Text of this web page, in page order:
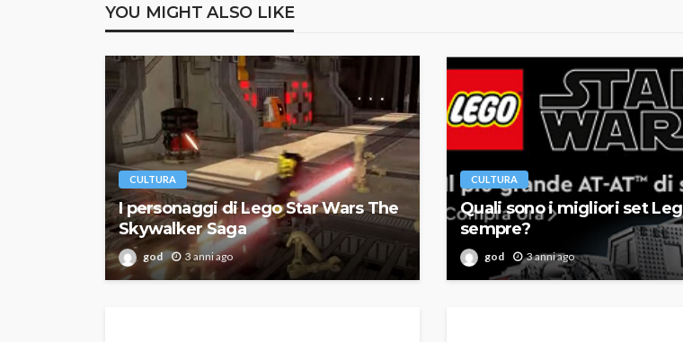
YOU MIGHT ALSO LIKE
CULTURA
I personaggi di Lego Star Wars The
Skywalker Saga
god 3 anni ago
CULTURA
Quali sono i migliori set
sempre?
god 3 anni ago